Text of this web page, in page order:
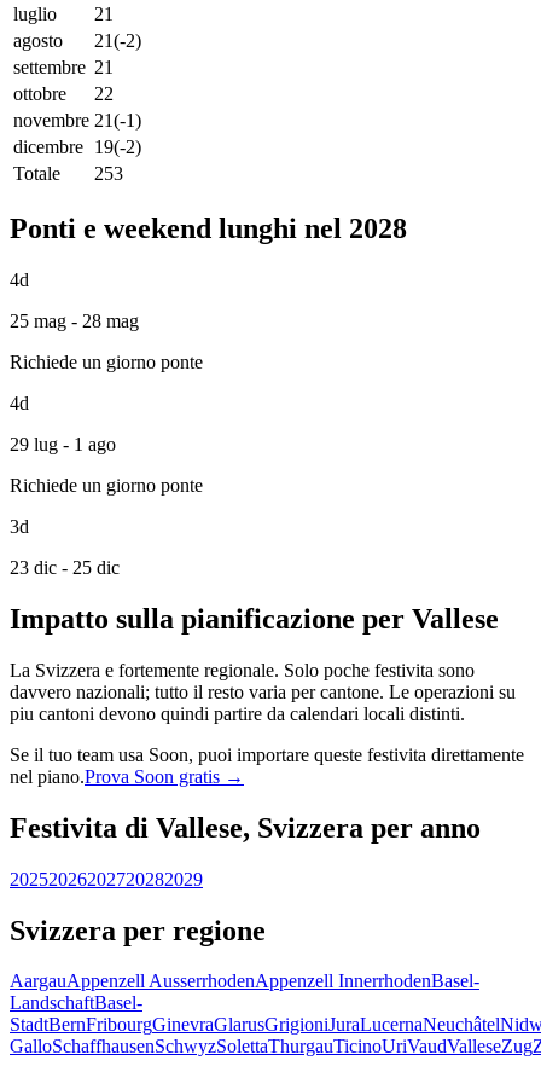
luglio
21
agosto
21(-2)
settembre 21
ottobre
22
novembre 21(-1)
dicembre 19(-2)
Totale
253
Ponti e weekend lunghi nel 2028
4d
25 mag - 28 mag
Richiede un giorno ponte
4d
29 lug - 1 ago
Richiede un giorno ponte
3d
23 dic - 25 dic
Impatto sulla pianificazione per Vallese
La Svizzera e fortemente regionale. Solo poche festivita sono
davvero nazionali; tutto il resto varia per cantone. Le operazioni su
piu cantoni devono quindi partire da calendari locali distinti.
Se il tuo team usa Soon, puoi importare queste festivita direttamente
nel piano.Prova Soon gratis →
Festivita di Vallese, Svizzera per anno
20252026202720282029
Svizzera per regione
AargauAppenzell AusserrhodenAppenzell InnerrhodenBasel-
LandschaftBasel-
StadtBernFribourgGinevraGlarusGrigioniJuraLucernaNeuchâtel
GalloSchaffhausenSchwyzSolettaThurgauTicinoUriVaudValleseZug